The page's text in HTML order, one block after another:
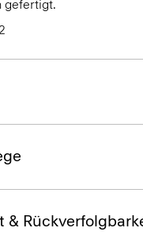
gefertigt.
&